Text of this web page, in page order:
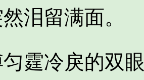
留满面。
冷戾的双眼